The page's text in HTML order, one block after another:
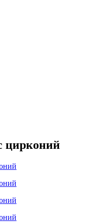
цирконий